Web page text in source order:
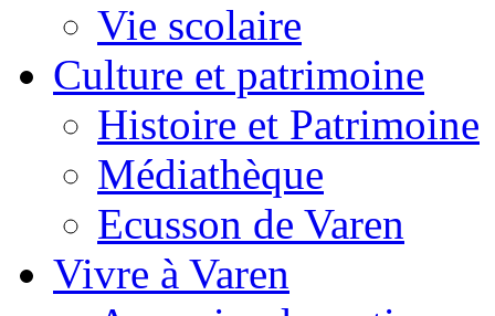
Vie scolaire
Culture et patrimoine
Histoire et Patrimoine
Médiathèque
Ecusson de Varen
Vivre à Varen